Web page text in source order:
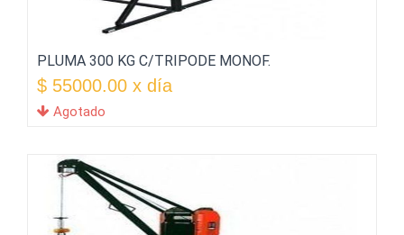
PLUMA 300 KG C/TRIPODE MONOF.
$ 55000.00 x día
Agotado